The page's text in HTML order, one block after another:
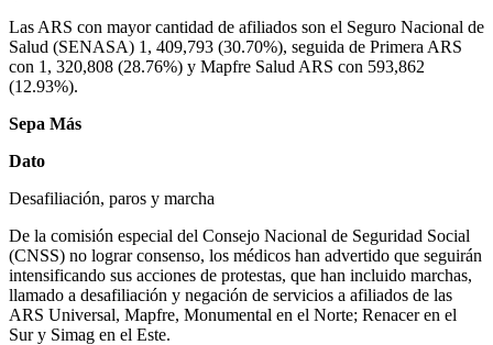
Las ARS con mayor cantidad de afiliados son el Seguro Nacional de
Salud (SENASA) 1, 409,793 (30.70%), seguida de Primera ARS
con 1, 320,808 (28.76%) y Mapfre Salud ARS con 593,862
(12.93%).
Sepa Más
Dato
Desafiliación, paros y marcha
De la comisión especial del Consejo Nacional de Seguridad Social
(CNSS) no lograr consenso, los médicos han advertido que seguirán
intensificando sus acciones de protestas, que han incluido marchas,
llamado a desafiliación y negación de servicios a afiliados de las
ARS Universal, Mapfre, Monumental en el Norte; Renacer en el
Sur y Simag en el Este.